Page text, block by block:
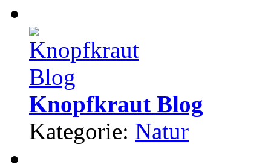
Knopfkraut Blog
Kategorie: Natur